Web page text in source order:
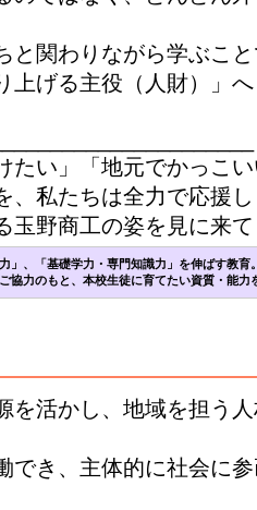
と関わりながら学ぶこ
上げる主役（人財）」
たい」「地元でかっこ
、私たちは全力で応援
玉野商工の姿を見に来
」、「基礎学力・専門知識力」を伸ばす教育
協力のもと、本校生徒に育てたい資質・能力
を活かし、地域を担う
でき、主体的に社会に